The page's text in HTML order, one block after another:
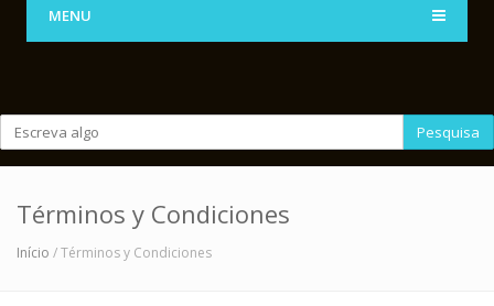
MENU
Pesquisa
Términos y Condiciones
Início / Términos y Condiciones